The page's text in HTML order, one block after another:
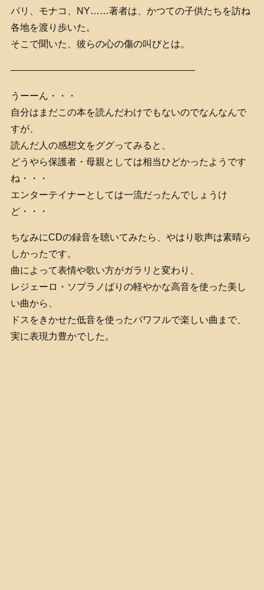
パリ、モナコ、NY……著者は、かつての子供たちを訪ね
各地を渡り歩いた。
そこで聞いた、彼らの心の傷の叫びとは。
———————————————————–
うーーん・・・
自分はまだこの本を読んだわけでもないのでなんなんで
すが、
読んだ人の感想文をググってみると、
どうやら保護者・母親としては相当ひどかったようです
ね・・・
エンターテイナーとしては一流だったんでしょうけ
ど・・・
ちなみにCDの録音を聴いてみたら、やはり歌声は素晴ら
しかったです。
曲によって表情や歌い方がガラリと変わり、
レジェーロ・ソプラノばりの軽やかな高音を使った美し
い曲から、
ドスをきかせた低音を使ったパワフルで楽しい曲まで、
実に表現力豊かでした。